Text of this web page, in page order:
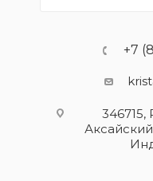
+7
346715,